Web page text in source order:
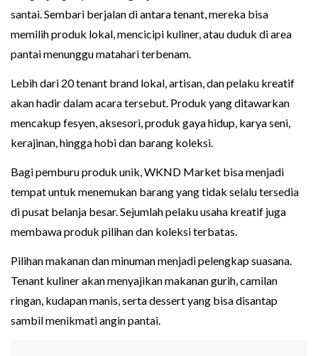
santai. Sembari berjalan di antara tenant, mereka bisa
memilih produk lokal, mencicipi kuliner, atau duduk di area
pantai menunggu matahari terbenam.
Lebih dari 20 tenant brand lokal, artisan, dan pelaku kreatif
akan hadir dalam acara tersebut. Produk yang ditawarkan
mencakup fesyen, aksesori, produk gaya hidup, karya seni,
kerajinan, hingga hobi dan barang koleksi.
Bagi pemburu produk unik, WKND Market bisa menjadi
tempat untuk menemukan barang yang tidak selalu tersedia
di pusat belanja besar. Sejumlah pelaku usaha kreatif juga
membawa produk pilihan dan koleksi terbatas.
Pilihan makanan dan minuman menjadi pelengkap suasana.
Tenant kuliner akan menyajikan makanan gurih, camilan
ringan, kudapan manis, serta dessert yang bisa disantap
sambil menikmati angin pantai.